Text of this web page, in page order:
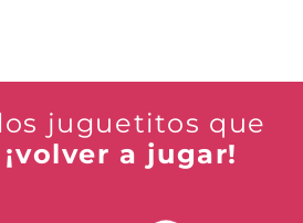
juguetitos que
¡volver a jugar!